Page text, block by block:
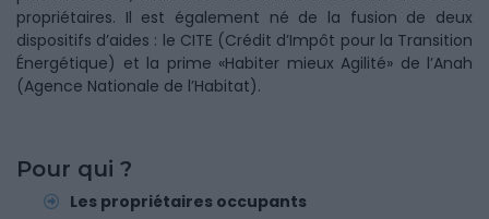
propriétaires. Il est également né de la fusion de deux
dispositifs d’aides : le CITE (Crédit d’Impôt pour la Transition
Énergétique) et la prime «Habiter mieux Agilité» de l’Anah
(Agence Nationale de l’Habitat).
Pour qui ?
Les propriétaires occupants